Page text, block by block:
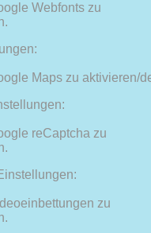
Webfonts zu
Maps zu aktivieren/
reCaptcha zu
zu